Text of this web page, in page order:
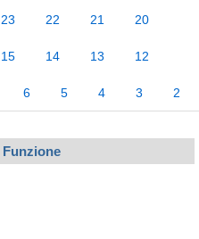
23 22 21 20
15 14 13 12
6 5 4 3
2
Funzione